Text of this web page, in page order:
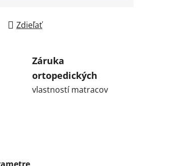
Zdieľať
Záruka
ortopedických
vlastností matracov